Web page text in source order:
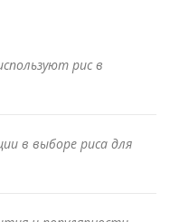
рис в
в выборе риса для